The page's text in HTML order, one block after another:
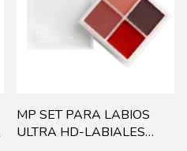
MP SET PARA LABIOS
ULTRA HD-LABIALES